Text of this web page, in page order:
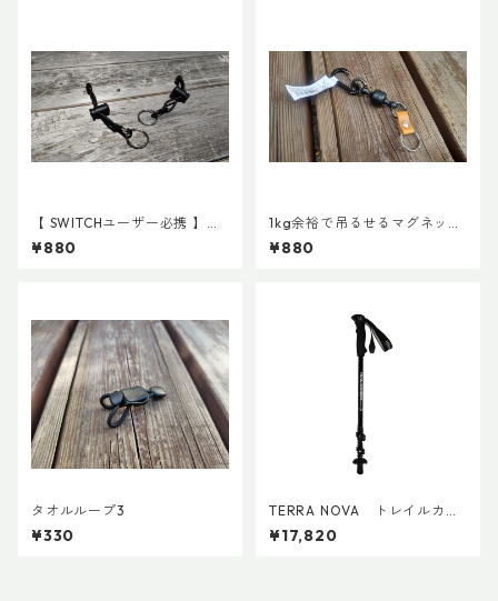
【 SWITCHユーザー必携 】ス
イッチ用アタッチメント(ペア)
¥880
1kg余裕で吊るせるマグネット
キーホルダー
¥880
タオルループ3
¥330
TERRA NOVA トレイルカー
ボンADDカスタム Ver.2 (ペ
ア)
¥17,820